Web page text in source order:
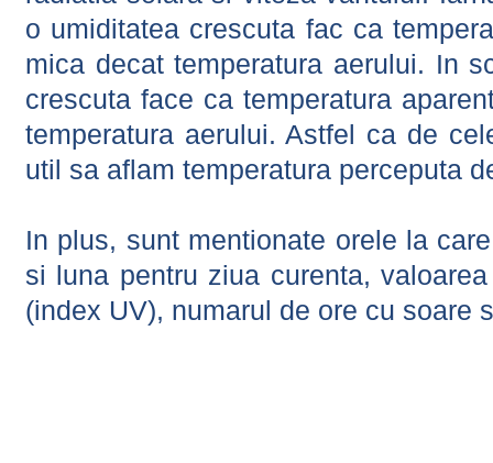
o umiditatea crescuta fac ca
mica decat temperatura aerului. In
crescuta face ca temperatura
temperatura aerului. Astfel ca de
util sa aflam temperatura perceputa
In plus, sunt mentionate orele la
si luna pentru ziua curenta,
(index UV), numarul de ore cu soare